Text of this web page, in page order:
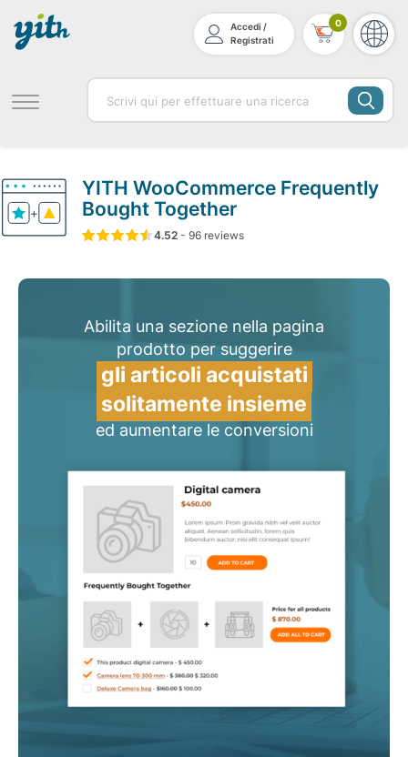
Accedi /
Registrati
0
YITH WooCommerce Frequently
Bought Together
4.52su
5 in base a
96
4.52 - 96 reviews
Abilita una sezione nella pagina
prodotto per suggerire
gli articoli acquistati
solitamente insieme
ed aumentare le conversioni